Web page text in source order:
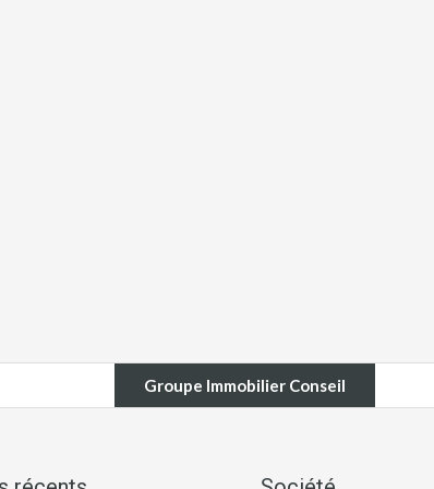
Groupe Immobilier Conseil